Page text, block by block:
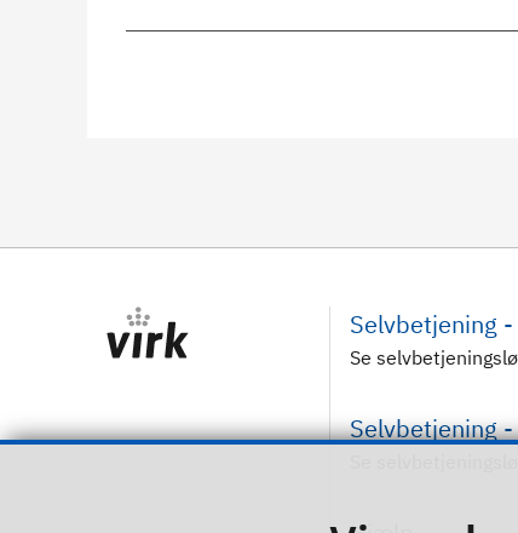
Selvbetjening
Se
Selvbetjening